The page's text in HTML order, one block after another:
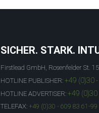
SICHER. STARK.
Firstlead GmbH, Rosenfelder St.
HOTLINE PUBLISHER: +49 (0)30
HOTLINE ADVERTISER: +49 (0)30
TELEFAX: +49 (0)30 - 609 83 61-99